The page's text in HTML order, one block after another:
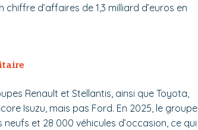
d’affaires de 1,3 milliard d’euros en
Renault et Stellantis, ainsi que Toyota,
Isuzu, mais pas Ford. En 2025, le groupe
et 28 000 véhicules d’occasion, ce qui